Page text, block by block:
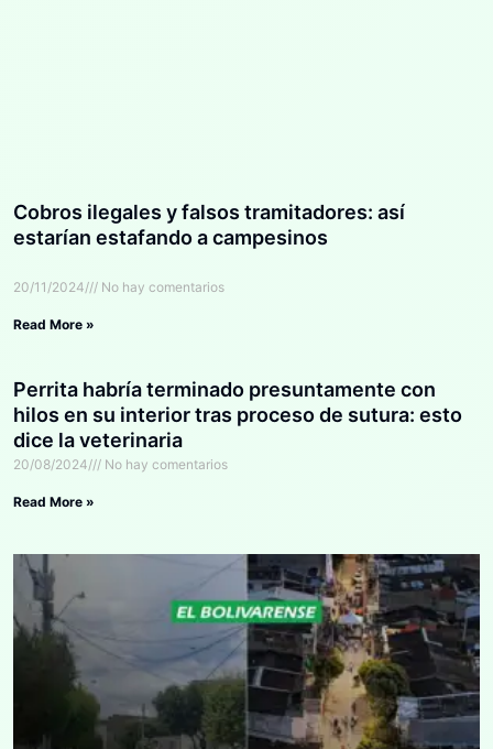
Cobros ilegales y falsos tramitadores: así
estarían estafando a campesinos
20/11/2024 No hay comentarios
Read More »
Perrita habría terminado presuntamente con
hilos en su interior tras proceso de sutura: esto
dice la veterinaria
20/08/2024 No hay comentarios
Read More »